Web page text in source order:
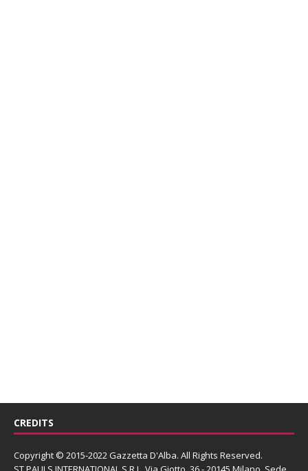
CREDITS
Copyright © 2015-2022 Gazzetta D'Alba. All Rights Reserved.